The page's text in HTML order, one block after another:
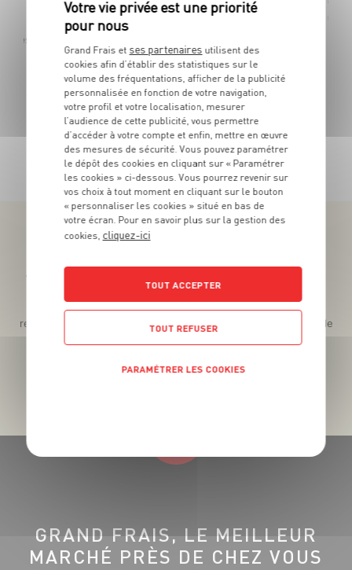
-22,2%
Les 180g - Soit 27€99 le kg au lieu de 35€99 le kg
TOUTES NOS PROMOTIONS
Téléchargez l’App pour profiter d’offres exclusives !
Des promos exclusives, des récompenses généreuses, des
recettes gourmandes, des jeux inédits... le tout dans une seule
GRAND FRAIS, LE MEILLEUR
MARCHÉ PRÈS DE CHEZ VOUS
Grand Frais et ses partenaires utilisent des
cookies afin d’établir des statistiques sur le
volume des fréquentations, afficher de la publicité
personnalisée en fonction de votre navigation,
votre profil et votre localisation, mesurer
l’audience de cette publicité, vous permettre
d’accéder à votre compte et enfin, mettre en œuvre
des mesures de sécurité. Vous pouvez paramétrer
le dépôt des cookies en cliquant sur « Paramétrer
les cookies » ci-dessous. Vous pourrez revenir sur
vos choix à tout moment en cliquant sur le bouton
« personnaliser les cookies » situé en bas de
votre écran. Pour en savoir plus sur la gestion des
cookies, cliquez-ici
TOUT ACCEPTER
TOUT REFUSER
PARAMÉTRER LES COOKIES